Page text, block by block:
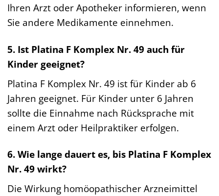
Ihren Arzt oder Apotheker informieren, wenn
Sie andere Medikamente einnehmen.
5. Ist Platina F Komplex Nr. 49 auch für
Kinder geeignet?
Platina F Komplex Nr. 49 ist für Kinder ab 6
Jahren geeignet. Für Kinder unter 6 Jahren
sollte die Einnahme nach Rücksprache mit
einem Arzt oder Heilpraktiker erfolgen.
6. Wie lange dauert es, bis Platina F Komplex
Nr. 49 wirkt?
Die Wirkung homöopathischer Arzneimittel